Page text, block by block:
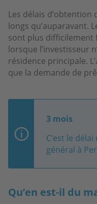
Les délais
longs qu’auparavant.
sont plus difficilement
lorsque l’investisseur
résidence principale.
que la demande de
3 mois
C’est le
général à
Qu’en est-il du